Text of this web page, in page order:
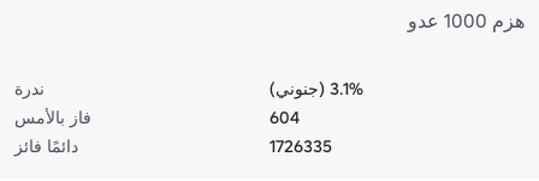
هزم 1000 عدو
ندرة
3.1% (جنوني)
فاز بالأمس
604
دائمًا فائز
1726335